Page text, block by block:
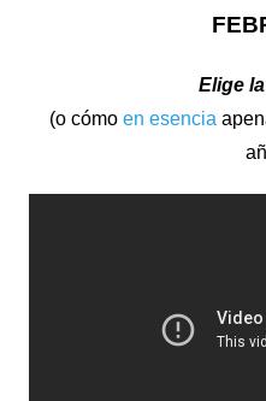
Elige
(o cómo en esencia